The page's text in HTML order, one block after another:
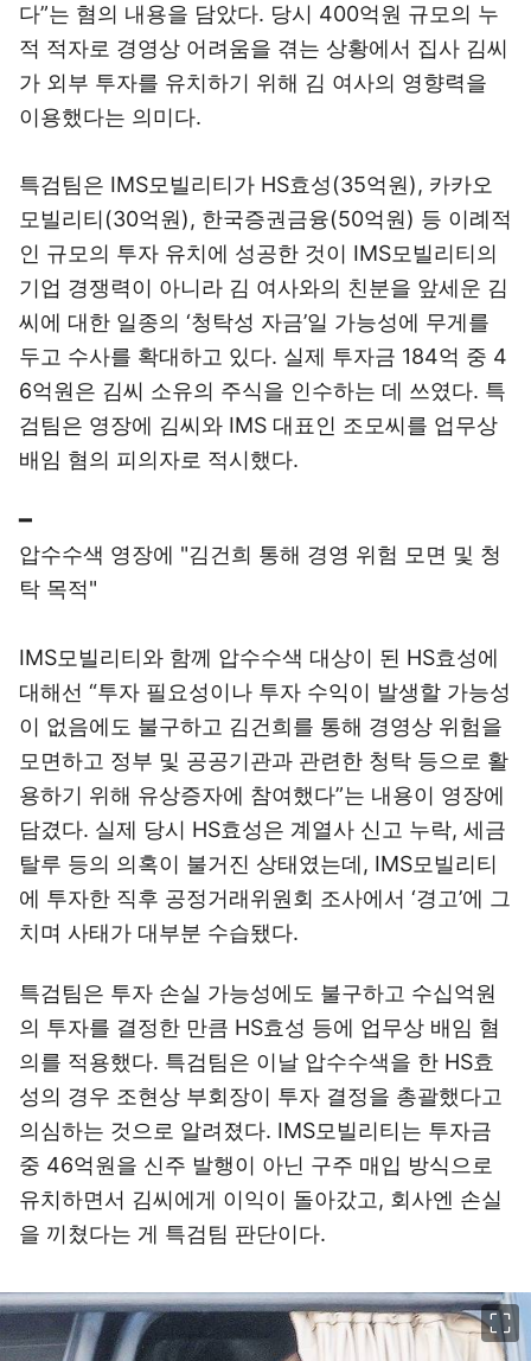
다”는 혐의 내용을 담았다. 당시 400억원 규모의 누
적 적자로 경영상 어려움을 겪는 상황에서 집사 김씨
가 외부 투자를 유치하기 위해 김 여사의 영향력을
이용했다는 의미다.
특검팀은 IMS모빌리티가 HS효성(35억원), 카카오
모빌리티(30억원), 한국증권금융(50억원) 등 이례적
인 규모의 투자 유치에 성공한 것이 IMS모빌리티의
기업 경쟁력이 아니라 김 여사와의 친분을 앞세운 김
씨에 대한 일종의 ‘청탁성 자금’일 가능성에 무게를
두고 수사를 확대하고 있다. 실제 투자금 184억 중 4
6억원은 김씨 소유의 주식을 인수하는 데 쓰였다. 특
검팀은 영장에 김씨와 IMS 대표인 조모씨를 업무상
배임 혐의 피의자로 적시했다.
━
압수수색 영장에 "김건희 통해 경영 위험 모면 및 청
탁 목적"
IMS모빌리티와 함께 압수수색 대상이 된 HS효성에
대해선 “투자 필요성이나 투자 수익이 발생할 가능성
이 없음에도 불구하고 김건희를 통해 경영상 위험을
모면하고 정부 및 공공기관과 관련한 청탁 등으로 활
용하기 위해 유상증자에 참여했다”는 내용이 영장에
담겼다. 실제 당시 HS효성은 계열사 신고 누락, 세금
탈루 등의 의혹이 불거진 상태였는데, IMS모빌리티
에 투자한 직후 공정거래위원회 조사에서 ‘경고’에 그
치며 사태가 대부분 수습됐다.
특검팀은 투자 손실 가능성에도 불구하고 수십억원
의 투자를 결정한 만큼 HS효성 등에 업무상 배임 혐
의를 적용했다. 특검팀은 이날 압수수색을 한 HS효
성의 경우 조현상 부회장이 투자 결정을 총괄했다고
의심하는 것으로 알려졌다. IMS모빌리티는 투자금
중 46억원을 신주 발행이 아닌 구주 매입 방식으로
유치하면서 김씨에게 이익이 돌아갔고, 회사엔 손실
을 끼쳤다는 게 특검팀 판단이다.